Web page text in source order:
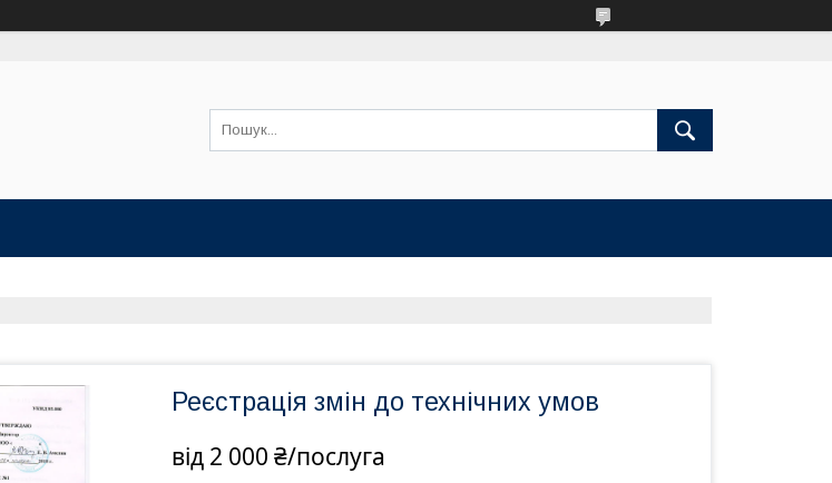
Реєстрація змін до технічних умов
від 2 000 ₴/послуга